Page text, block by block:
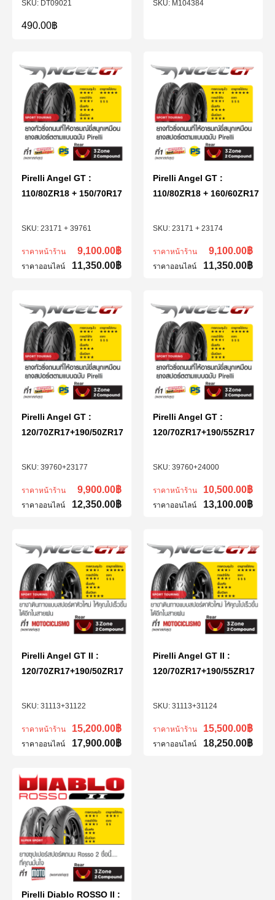
DT09021
490.00฿
M104384
23171 + 39761
Pirelli Angel GT :
110/80ZR18 + 150/70R17
ราคาหน้าร้าน 9,100.00฿
ราคาออนไลน์ 11,350.00฿
23171 + 23174
Pirelli Angel GT :
110/80ZR18 + 160/60ZR17
ราคาหน้าร้าน 9,100.00฿
ราคาออนไลน์ 11,350.00฿
39760+23177
Pirelli Angel GT :
120/70ZR17+190/50ZR17
ราคาหน้าร้าน 9,900.00฿
ราคาออนไลน์ 12,350.00฿
39760+24000
Pirelli Angel GT :
120/70ZR17+190/55ZR17
ราคาหน้าร้าน 10,500.00฿
ราคาออนไลน์ 13,100.00฿
31113+31122
Pirelli Angel GT II :
120/70ZR17+190/50ZR17
ราคาหน้าร้าน 15,200.00฿
ราคาออนไลน์ 17,900.00฿
31113+31124
Pirelli Angel GT II :
120/70ZR17+190/55ZR17
ราคาหน้าร้าน 15,500.00฿
ราคาออนไลน์ 18,250.00฿
Pirelli Diablo ROSSO II :